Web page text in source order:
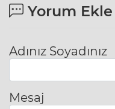
Yorum Ekle
Adınız Soyadınız
Mesaj